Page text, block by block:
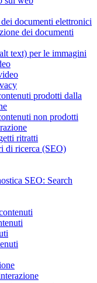
documenti elettronici
dei documenti
text) per le immagini
prodotti dalla
non prodotti
ritratti
di ricerca (SEO)
SEO: Search